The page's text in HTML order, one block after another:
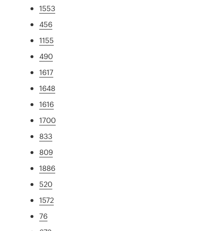
1553
456
1155
490
1617
1648
1616
1700
833
809
1886
520
1572
76